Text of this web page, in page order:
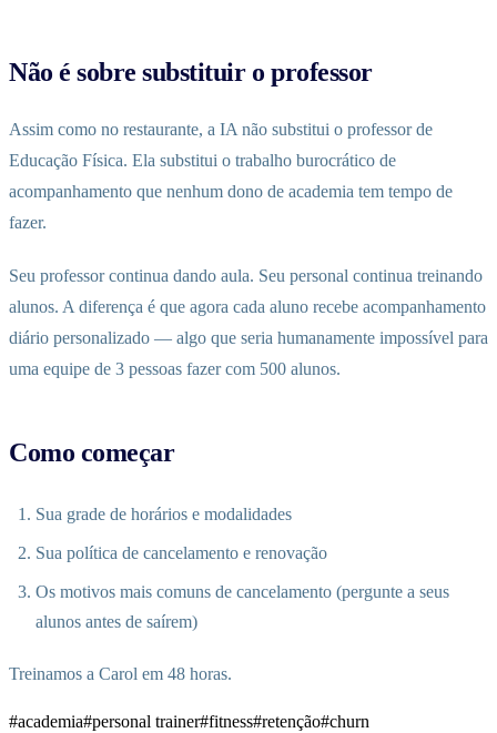
Não é sobre substituir o professor
Assim como no restaurante, a IA não substitui o professor de
Educação Física. Ela substitui o trabalho burocrático de
acompanhamento que nenhum dono de academia tem tempo de
fazer.
Seu professor continua dando aula. Seu personal continua treinando
alunos. A diferença é que agora cada aluno recebe acompanhamento
diário personalizado — algo que seria humanamente impossível para
uma equipe de 3 pessoas fazer com 500 alunos.
Como começar
Sua grade de horários e modalidades
Sua política de cancelamento e renovação
Os motivos mais comuns de cancelamento (pergunte a seus
alunos antes de saírem)
Treinamos a Carol em 48 horas.
#academia#personal trainer#fitness#retenção#churn